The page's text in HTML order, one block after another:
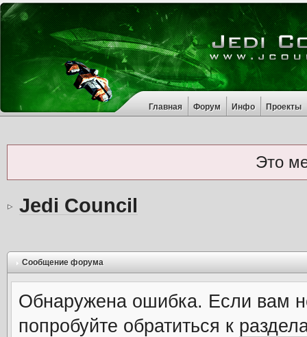
Главная Форум Инфо Проекты
Это
Jedi Council
Сообщение форума
Обнаружена ошибка. Если вам
попробуйте обратиться к